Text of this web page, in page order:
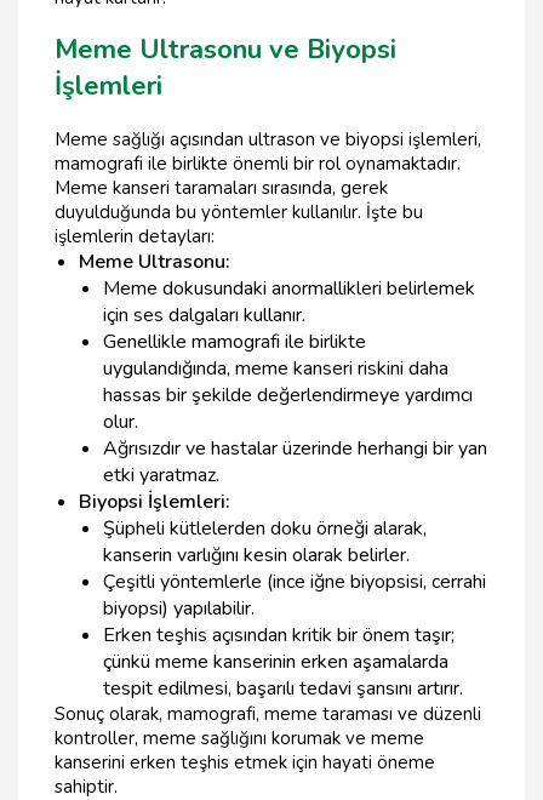
Meme Ultrasonu ve Biyopsi
İşlemleri
Meme sağlığı açısından ultrason ve biyopsi işlemleri,
mamografi ile birlikte önemli bir rol oynamaktadır.
Meme kanseri taramaları sırasında, gerek
duyulduğunda bu yöntemler kullanılır. İşte bu
işlemlerin detayları:
Meme Ultrasonu:
Meme dokusundaki anormallikleri belirlemek
için ses dalgaları kullanır.
Genellikle mamografi ile birlikte
uygulandığında, meme kanseri riskini daha
hassas bir şekilde değerlendirmeye yardımcı
olur.
Ağrısızdır ve hastalar üzerinde herhangi bir yan
etki yaratmaz.
Biyopsi İşlemleri:
Şüpheli kütlelerden doku örneği alarak,
kanserin varlığını kesin olarak belirler.
Çeşitli yöntemlerle (ince iğne biyopsisi, cerrahi
biyopsi) yapılabilir.
Erken teşhis açısından kritik bir önem taşır;
çünkü meme kanserinin erken aşamalarda
tespit edilmesi, başarılı tedavi şansını artırır.
Sonuç olarak, mamografi, meme taraması ve düzenli
kontroller, meme sağlığını korumak ve meme
kanserini erken teşhis etmek için hayati öneme
sahiptir.